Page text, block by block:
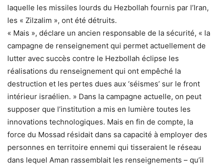
laquelle les missiles lourds du Hezbollah fournis par l’Iran,
les « Zilzalim », ont été détruits.
« Mais », déclare un ancien responsable de la sécurité, « la
campagne de renseignement qui permet actuellement de
lutter avec succès contre le Hezbollah éclipse les
réalisations du renseignement qui ont empêché la
destruction et les pertes dues aux ‘séismes’ sur le front
intérieur israélien. » Dans la campagne actuelle, on peut
supposer que l’institution a mis en lumière toutes les
innovations technologiques. Mais en fin de compte, la
force du Mossad résidait dans sa capacité à employer des
personnes en territoire ennemi qui tisseraient le réseau
dans lequel Aman rassemblait les renseignements – qu’il